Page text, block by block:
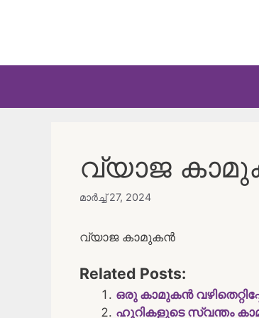
വ്യാജ
മാർച്ച്‌ 27, 2024
വ്യാജ കാമുകൻ
Related Posts:
ഒരു കാമുകൻ
ഹൂറികളുടെ സ്വന്തം